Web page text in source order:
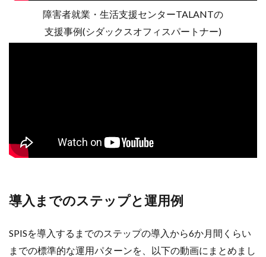
障害者就業・生活支援センターTALANTの
支援事例(シダックスオフィスパートナー)
導入までのステップと運用例
SPISを導入するまでのステップの導入から6か月間くらい
までの標準的な運用パターンを、以下の動画にまとめまし